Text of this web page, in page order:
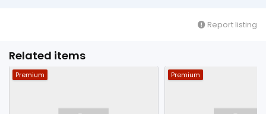
Report listing
Related items
Premium Premium